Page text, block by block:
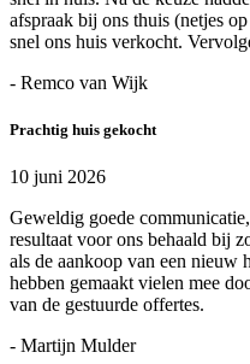
afspraak bij ons thuis (netjes
snel ons huis verkocht.
- Remco van Wijk
Prachtig huis gekocht
10 juni 2026
Geweldig goede
resultaat voor ons behaald bij
als de aankoop van een nieuw
hebben gemaakt vielen mee
van de gestuurde offertes.
- Martijn Mulder